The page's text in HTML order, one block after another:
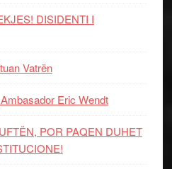
DISIDENTI I
Vatrën
Eric Wendt
POR PAQEN DUHET